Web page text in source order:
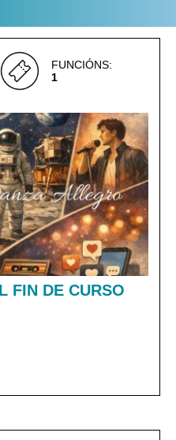
FUNCIÓNS:
1
FIN DE CURSO